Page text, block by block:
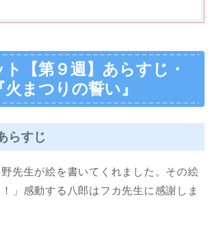
【第９週】あらすじ・
まつりの誓い』
らすじ
先生が絵を書いてくれました。その絵
」感動する八郎はフカ先生に感謝しま